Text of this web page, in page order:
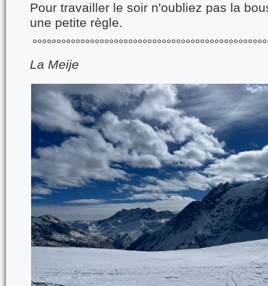
Pour travailler le soir n'oubliez pas la
une petite règle.
La Meije